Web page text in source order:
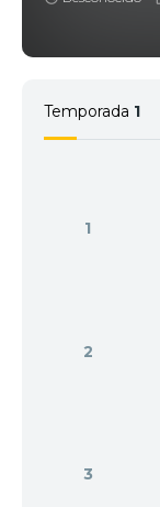
Himawari, la más
Temporada 1
1
2
3